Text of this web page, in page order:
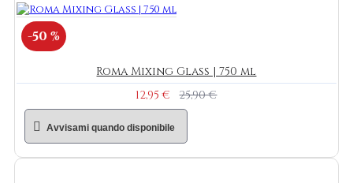
-50 %
Roma Mixing Glass | 750 ml
12,95 €
25,90 €
Avvisami quando disponibile